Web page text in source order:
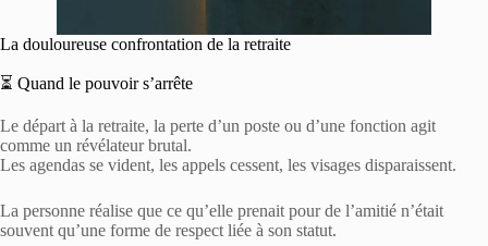
La douloureuse confrontation de la retraite
⏳ Quand le pouvoir s’arrête
Le départ à la retraite, la perte d’un poste ou d’une fonction agit
comme un révélateur brutal.
Les agendas se vident, les appels cessent, les visages disparaissent.
La personne réalise que ce qu’elle prenait pour de l’amitié n’était
souvent qu’une forme de respect liée à son statut.